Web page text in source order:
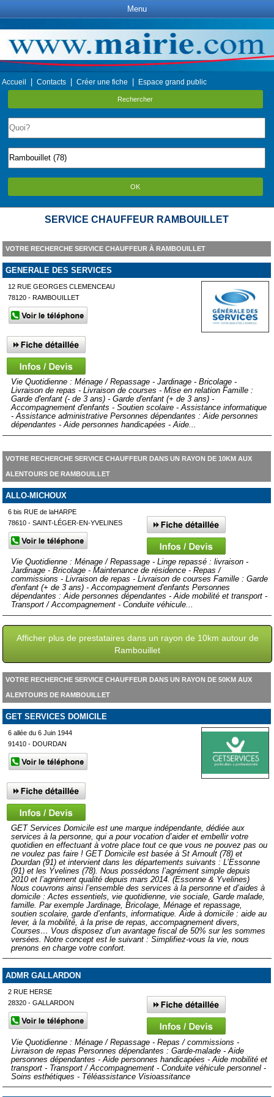
Menu
Accueil Contacts Créer une fiche Espace grand public
Rechercher
OK
SERVICE CHAUFFEUR RAMBOUILLET
VOTRE RECHERCHE SERVICE CHAUFFEUR À RAMBOUILLET
GENERALE DES SERVICES
12 RUE GEORGES CLEMENCEAU
78120 - RAMBOUILLET
Vie Quotidienne : Ménage / Repassage - Jardinage - Bricolage -
Livraison de repas - Livraison de courses - Mise en relation Famille :
Garde d'enfant (- de 3 ans) - Garde d'enfant (+ de 3 ans) -
Accompagnement d'enfants - Soutien scolaire - Assistance informatique
- Assistance administrative Personnes dépendantes : Aide personnes
dépendantes - Aide personnes handicapées - Aide...
VOTRE RECHERCHE SERVICE CHAUFFEUR DANS UN RAYON DE 10KM AUX
ALENTOURS DE RAMBOUILLET
ALLO-MICHOUX
6 bis RUE de laHARPE
78610 - SAINT-LÉGER-EN-YVELINES
Vie Quotidienne : Ménage / Repassage - Linge repassé : livraison -
Jardinage - Bricolage - Maintenance de résidence - Repas /
commissions - Livraison de repas - Livraison de courses Famille : Garde
d'enfant (+ de 3 ans) - Accompagnement d'enfants Personnes
dépendantes : Aide personnes dépendantes - Aide mobilité et transport -
Transport / Accompagnement - Conduite véhicule...
Afficher plus de prestataires dans un rayon de 10km autour de
Rambouillet
VOTRE RECHERCHE SERVICE CHAUFFEUR DANS UN RAYON DE 50KM AUX
ALENTOURS DE RAMBOUILLET
GET SERVICES DOMICILE
6 allée du 6 Juin 1944
91410 - DOURDAN
GET Services Domicile est une marque indépendante, dédiée aux
services à la personne, qui a pour vocation d’aider et embellir votre
quotidien en effectuant à votre place tout ce que vous ne pouvez pas ou
ne voulez pas faire ! GET Domicile est basée à St Arnoult (78) et
Dourdan (91) et intervient dans les départements suivants : L’Essonne
(91) et les Yvelines (78). Nous possédons l’agrément simple depuis
2010 et l’agrément qualité depuis mars 2014. (Essonne & Yvelines)
Nous couvrons ainsi l’ensemble des services à la personne et d’aides à
domicile : Actes essentiels, vie quotidienne, vie sociale, Garde malade,
famille. Par exemple Jardinage, Bricolage, Ménage et repassage,
soutien scolaire, garde d’enfants, informatique. Aide à domicile : aide au
lever, à la mobilité, à la prise de repas, accompagnement divers,
Courses… Vous disposez d’un avantage fiscal de 50% sur les sommes
versées. Notre concept est le suivant : Simplifiez-vous la vie, nous
prenons en charge votre confort.
ADMR GALLARDON
2 RUE HERSE
28320 - GALLARDON
Vie Quotidienne : Ménage / Repassage - Repas / commissions -
Livraison de repas Personnes dépendantes : Garde-malade - Aide
personnes dépendantes - Aide personnes handicapées - Aide mobilité et
transport - Transport / Accompagnement - Conduite véhicule personnel -
Soins esthétiques - Téléassistance Visioassitance